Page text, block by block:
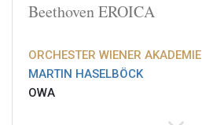
Beethoven EROICA
ORCHESTER WIENER AKADEMIE
MARTIN HASELBÖCK
OWA